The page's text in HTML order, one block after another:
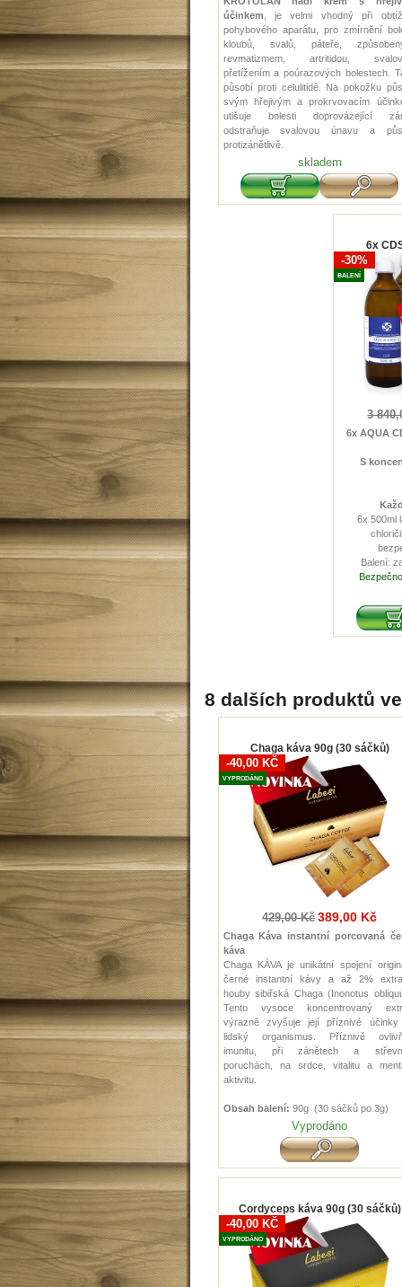
účinkem, je velmi vhodný při
pohybového aparátu, pro zmírnění
kloubů, svalů, páteře,
revmatizmem, artritidou,
přetížením a poúrazových bolestech.
působí proti celulitidě. Na pokožku
svým hřejivým a prokrvovacím
utišuje bolesti doprovázející
odstraňuje svalovou únavu a
protizánětlivě.
skladem
6x
-30%
BALENÍ
3
6x AQUA
S
6x 500ml
Balení:
8 dalších produktů
Chaga káva 90g (30 sáčků)
-40,00 KČ
VYPRODÁNO
429,00 Kč 389,00 Kč
Chaga Káva instantní porcovaná
káva
Chaga KÁVA je unikátní spojení
černé instantní kávy a až 2%
houby sibiřská Chaga (Inonotus
Tento vysoce koncentrovaný
výrazně zvyšuje její příznivé účinky
lidský organismus. Příznivě
imunitu, při zánětech a
poruchách, na srdce, vitalitu a
aktivitu.
Obsah balení: 90g (30 sáčků po 3g )
Vyprodáno
Cordyceps káva 90g (30 sáčků)
-40,00 KČ
VYPRODÁNO